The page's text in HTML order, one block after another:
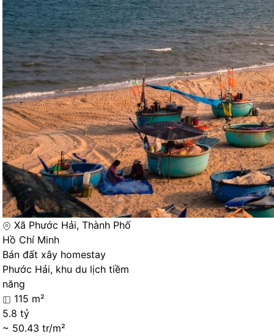
Xã Phước Hải, Thành Phố
Hồ Chí Minh
Bán đất xây homestay
Phước Hải, khu du lịch tiềm
năng
115 m²
5.8 tỷ
~ 50.43 tr/m²